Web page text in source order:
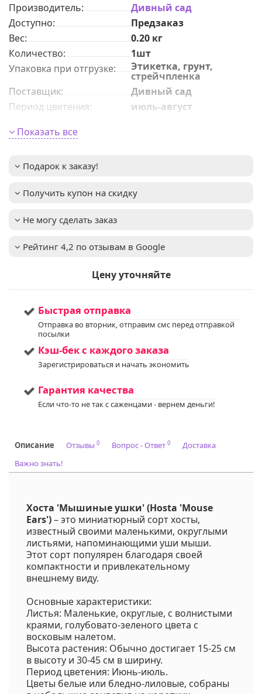
Производитель:
Дивный сад
Доступно:
Предзаказ
Вес:
0.20 кг
Количeствo:
1шт
Упаковка при отгрузке: Этикетка, грунт,
стрейчпленка
Поставщик:
Дивный сад
Период цветения:
июль-август
Преимущества сорта
Окраска цветка:
растения:
Важное описание
обрезать увядшие
листья и цветоносы
Солнце + Полутень
Цвет хвои/листа:
голубой
вашим садом. Запись
доступна. Если у вас
пожалуйста,
получения
информации.
Напишите нам в Viber
или WhatsApp
Показать все
Подарок к заказу!
Получить купон на скидку
Не могу сделать заказ
Рейтинг 4,2 по отзывам в Google
Цену уточняйте
Быстрая отправка
Отправка во вторник, отправим смс перед отправкой
посылки
Кэш-бек с каждого заказа
Зарегистрироваться и начать экономить
Гарантия качества
Если что-то не так с саженцами - вернем деньги!
Описание Отзывы 0 Вопрос - Ответ 0
Доставка
Важно знать!
Хоста 'Мышиные ушки' (Hosta 'Mouse
Ears')– это миниатюрный сорт хосты,
известный своими маленькими, округлыми
листьями, напоминающими уши мыши.
Этот сорт популярен благодаря своей
компактности и привлекательному
внешнему виду.
Основные характеристики:
Листья: Маленькие, округлые, с волнистыми
краями, голубовато-зеленого цвета с
восковым налетом.
Высота растения: Обычно достигает 15-25 см
в высоту и 30-45 см в ширину.
Период цветения: Июнь-июль.
Цветы белые или бледно-лиловые, собраны